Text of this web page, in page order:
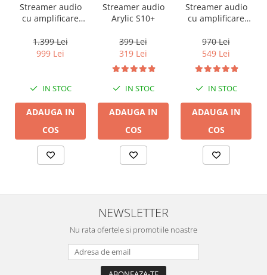
Streamer audio
cu amplificare
A50+, LAN /Wi-Fi
/Bluetooth,
1.399 Lei
999 Lei
IN STOC
ADAUGA IN
COS
Streamer audio
Arylic S10+
399 Lei
319 Lei
IN STOC
ADAUGA IN
COS
Streamer audio
cu amplificare
A30+, LAN /Wi-Fi
/Bluetooth,
24bit/192kHz,
Multiroom
970 Lei
549 Lei
IN STOC
ADAUGA IN
COS
NEWSLETTER
Nu rata ofertele si promotiile noastre